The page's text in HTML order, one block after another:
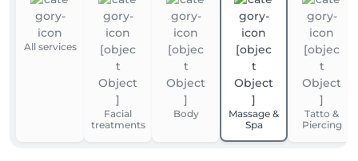
All services
Facial
treatments
Body
Massage &
Spa
Tatto &
Piercing